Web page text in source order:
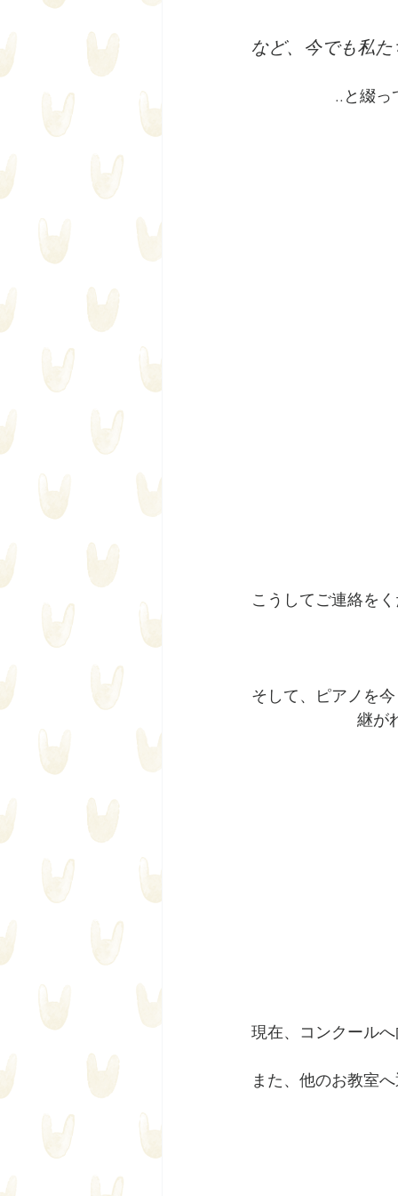
など、今でも私
..と綴っ
こうしてご連絡を
そして、ピアノを
継が
現在、コンクール
また、他のお教室